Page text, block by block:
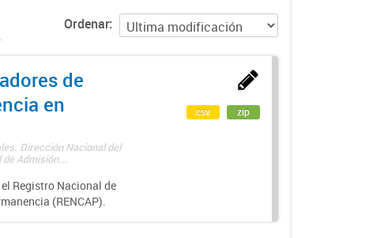
Ordenar
de
en
Dirección Nacional del
Admisión...
Registro Nacional de
(RENCAP).
csv zip